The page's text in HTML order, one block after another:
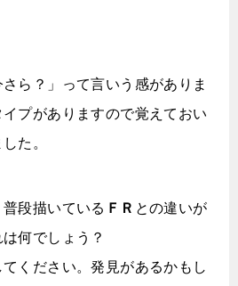
ら？」って言いう感がありま
イプがありますので覚えておい
た。
段描いている ＦＲ との違いが
何でしょう？
ください。発見があるかもし